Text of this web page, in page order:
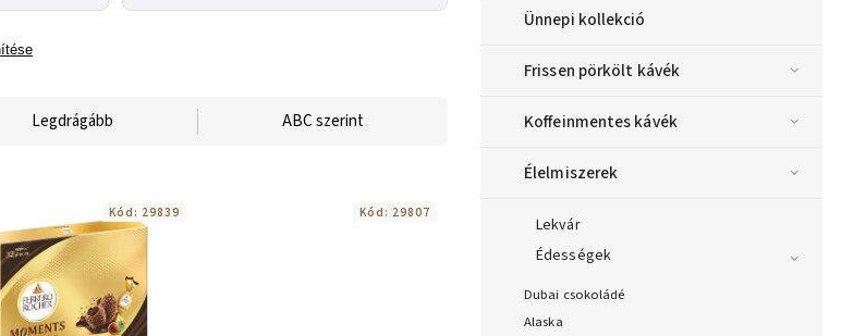
Ünnepi kollekció
Frissen pörkölt kávék
Koffeinmentes kávék
Élelmiszerek
Lekvár
Édességek
Dubai csokoládé
Alaska
Legdrágább ABC szerint
Kód: 29839 Kód: 29807